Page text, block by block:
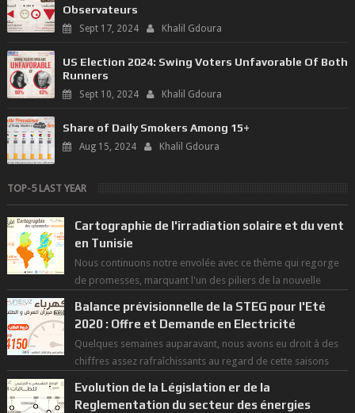
Observateurs
Sept 17, 2024 Khalil Gdoura
US Election 2024: Swing Voters Unfavorable Of Both
Runners
Sept 10, 2024 Khalil Gdoura
Share of Daily Smokers Among 15+
Aug 15, 2024 Khalil Gdoura
TOP-5 LAST YEAR
Cartographie de l'irradiation solaire et du vent
en Tunisie
Nous continuons notre envolée avec ce thème qui regorge
de promesses, marquant l'un des piliers de la nouvelle
Balance prévisionnelle de la STEG pour l'Eté
2020 : Offre et Demande en Electricité
Quelques semaines auparavant, nous avons eu droit à des
chiffres assez rafraîchissants au regard de cette saisons
Evolution de la Législation er de la
Reglementation du secteur des énergies